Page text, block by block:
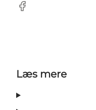
Facebook
Læs mere